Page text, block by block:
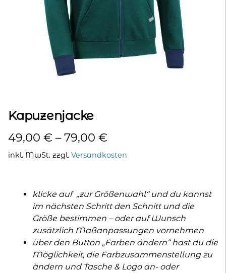
Kapuzenjacke
49,00 € –79,00 €
inkl. MwSt. zzgl. Versandkosten
klicke auf „zur Größenwahl“ und du kannst
im nächsten Schritt den Schnitt und die
Größe bestimmen – oder auf Wunsch
zusätzlich Maßanpassungen vornehmen
über den Button „Farben ändern“ hast du die
Möglichkeit, die Farbzusammenstellung zu
ändern und Tasche & Logo an- oder